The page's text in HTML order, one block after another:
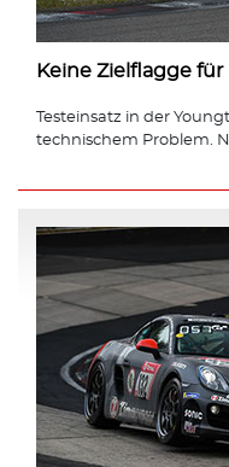
Keine Zielflagge
Testeinsatz in der
technischem Problem.